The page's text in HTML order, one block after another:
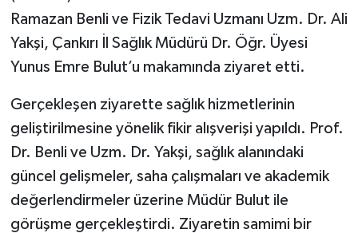
Ramazan Benli ve Fizik Tedavi Uzmanı Uzm. Dr. Ali
Yakşi, Çankırı İl Sağlık Müdürü Dr. Öğr. Üyesi
Yunus Emre Bulut’u makamında ziyaret etti.
Gerçekleşen ziyarette sağlık hizmetlerinin
geliştirilmesine yönelik fikir alışverişi yapıldı. Prof.
Dr. Benli ve Uzm. Dr. Yakşi, sağlık alanındaki
güncel gelişmeler, saha çalışmaları ve akademik
değerlendirmeler üzerine Müdür Bulut ile
görüşme gerçekleştirdi. Ziyaretin samimi bir